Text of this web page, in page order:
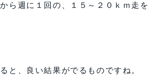
ら週に１回の、１５～２０ｋｍ走を
と、良い結果がでるものですね。